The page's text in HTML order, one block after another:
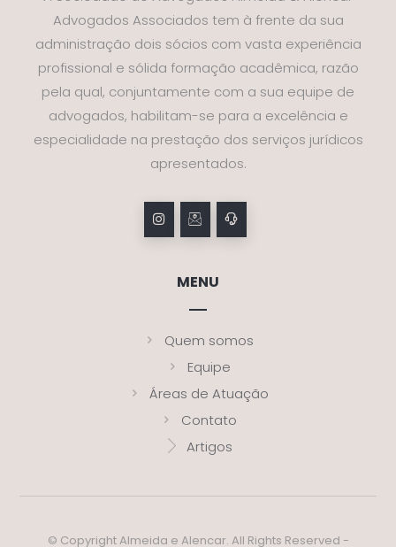
Advogados Associados tem à frente da sua
administração dois sócios com vasta experiência
profissional e sólida formação acadêmica, razão
pela qual, conjuntamente com a sua equipe de
advogados, habilitam-se para a excelência e
especialidade na prestação dos serviços jurídicos
apresentados.
MENU
Quem somos
Equipe
Áreas de Atuação
Contato
Artigos
© Copyright Almeida e Alencar. All Rights Reserved -